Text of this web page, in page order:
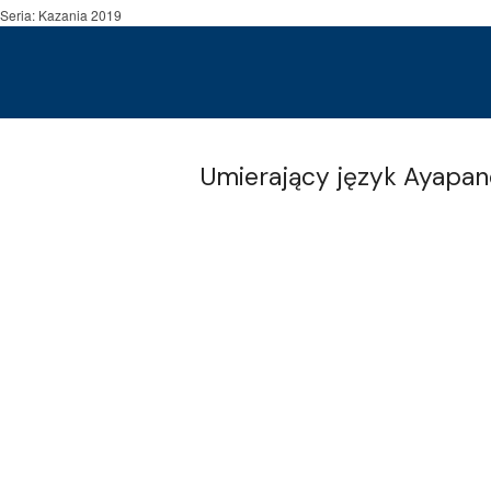
Seria: Kazania 2019
Umierający język